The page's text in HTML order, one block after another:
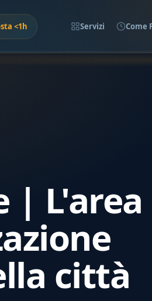
<1h Servizi Come
| L'area
città